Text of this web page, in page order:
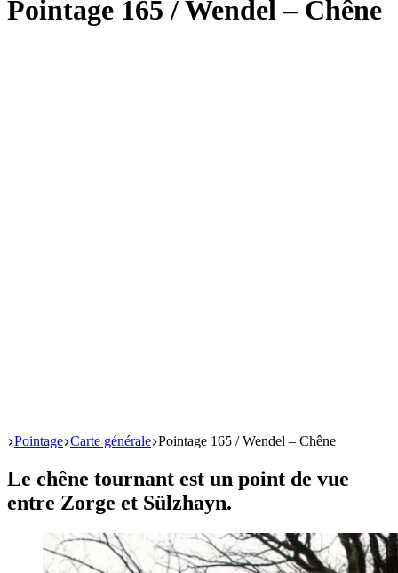
Pointage 165 / Wendel – Chêne
Start
Pointage Carte générale Pointage 165 / Wendel – Chêne
Le chêne tournant est un point de vue
entre Zorge et Sülzhayn.